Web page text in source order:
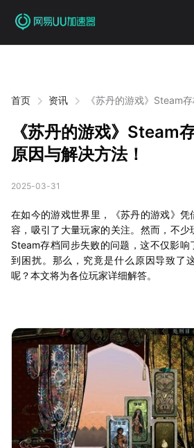
首页 资讯
《苏丹的游戏》Steam
《苏丹的游戏》Steam
原因与解决方法！
2025-03-31
在如今的游戏世界里，《苏丹的游戏》凭
容，吸引了大量玩家的关注。然而，不少
Steam存档同步失败的问题，这不仅影
到困扰。那么，究竟是什么原因导致了
呢？本文将为各位玩家详细解答。